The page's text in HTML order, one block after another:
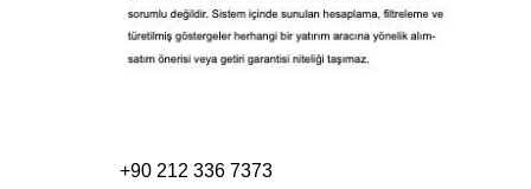
+90 212 336 7373